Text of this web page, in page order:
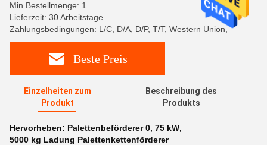
Min Bestellmenge: 1
Lieferzeit: 30 Arbeitstage
Zahlungsbedingungen: L/C, D/A, D/P, T/T, Western Union,
Beste Preis
Einzelheiten zum
Produkt
Beschreibung des
Produkts
Hervorheben: Palettenbeförderer 0, 75 kW,
5000 kg Ladung Palettenkettenförderer